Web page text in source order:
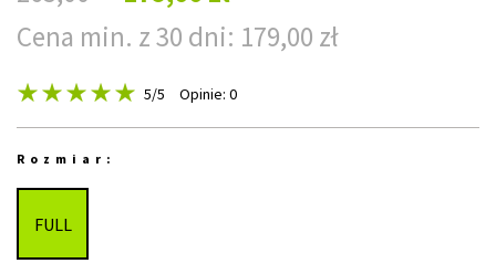
Cena min. z 30 dni: 179,00 zł
5/5 Opinie: 0
Rozmiar:
FULL